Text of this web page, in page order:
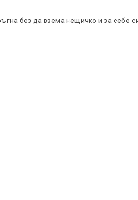
без да взема нещичко и за себе